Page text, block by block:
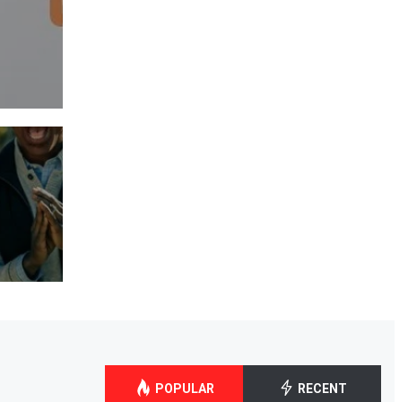
POPULAR RECENT